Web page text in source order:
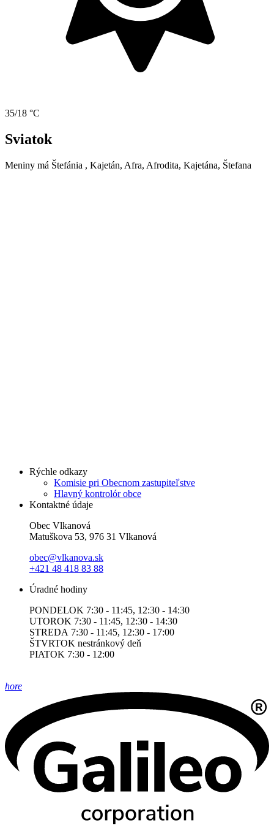
35/18 °C
Sviatok
Meniny má Štefánia , Kajetán, Afra, Afrodita, Kajetána, Štefana
Rýchle odkazy
Komisie pri Obecnom zastupiteľstve
Hlavný kontrolór obce
Kontaktné údaje
Obec Vlkanová
Matuškova 53, 976 31 Vlkanová
obec@vlkanova.sk
+421 48 418 83 88
Úradné hodiny
PONDELOK 7:30 - 11:45, 12:30 - 14:30
UTOROK 7:30 - 11:45, 12:30 - 14:30
STREDA 7:30 - 11:45, 12:30 - 17:00
ŠTVRTOK nestránkový deň
PIATOK 7:30 - 12:00
hore